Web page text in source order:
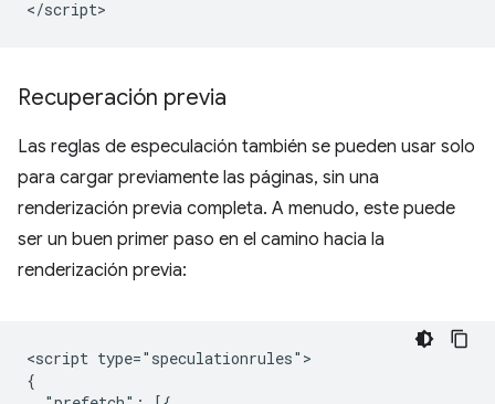
Recuperación previa
Las reglas de especulación también se pueden usar solo
para cargar previamente las páginas, sin una
renderización previa completa. A menudo, este puede
ser un buen primer paso en el camino hacia la
renderización previa:
<script type="speculationrules">
{